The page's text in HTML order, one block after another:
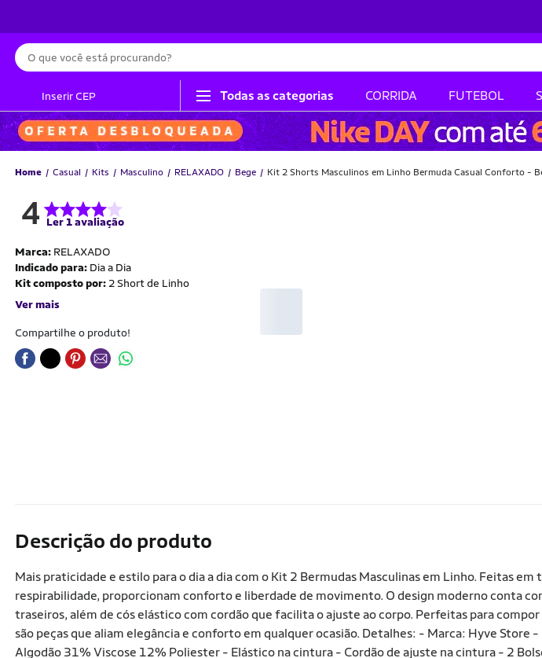
Busca
Inserir CEP Todas as categorias CORRIDA FUTEBOL
Home Casual Kits Masculino RELAXADO Bege Kit 2 Shorts Masculinos em Linho Bermuda Casual Conforto -
4 Ler 1 avaliação
Marca: RELAXADO
Indicado para: Dia a Dia
Kit composto por: 2 Short de Linho
Ver mais
Compartilhe o produto!
Descrição do produto
Mais praticidade e estilo para o dia a dia com o Kit 2 Bermudas Masculinas em Linho. Feitas
respirabilidade, proporcionam conforto e liberdade de movimento. O design moderno conta
traseiros, além de cós elástico com cordão que facilita o ajuste ao corpo. Perfeitas para
são peças que aliam elegância e conforto em qualquer ocasião. Detalhes: - Marca: Hyve
Algodão 31% Viscose 12% Poliester - Elástico na cintura - Cordão de ajuste na cintura - 2